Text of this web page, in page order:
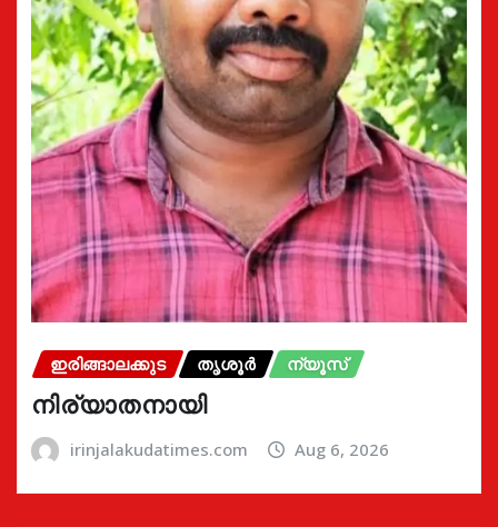
ഇരിങ്ങാലക്കുട തൃശൂർ ന്യൂസ്
നിര്യാതനായി
irinjalakudatimes.com Aug 6, 2026